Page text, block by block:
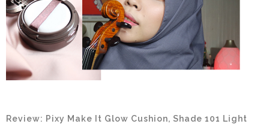
Review: Pixy Make It Glow Cushion, Shade 101 Light